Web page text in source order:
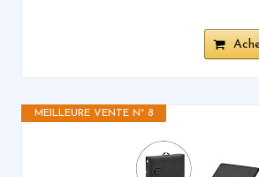
MEILLEURE VENTE N° 8